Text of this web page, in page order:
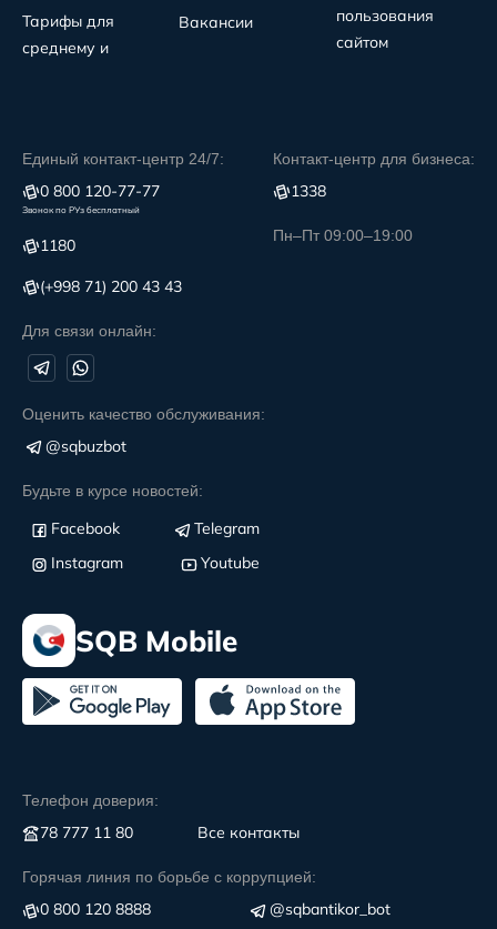
Тарифы для
среднему и
Вакансии
пользования
сайтом
Единый контакт-центр 24/7:
0 800 120-77-77
Звонок по РУз бесплатный
1180
(+998 71) 200 43 43
Для связи онлайн:
Контакт-центр для бизнеса:
1338
Пн–Пт 09:00–19:00
Оценить качество обслуживания:
@sqbuzbot
Будьте в курсе новостей:
Facebook
Telegram
Instagram
Youtube
SQB Mobile
Телефон доверия:
78 777 11 80 Все контакты
Горячая линия по борьбе с коррупцией:
0 800 120 8888 @sqbantikor_bot